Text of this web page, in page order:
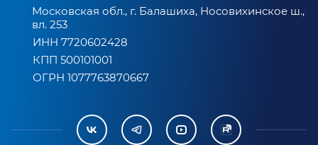
Московская обл., г. Балашиха, Носовихинское ш.,
вл. 253
ИНН 7720602428
КПП 500101001
ОГРН 1077763870667